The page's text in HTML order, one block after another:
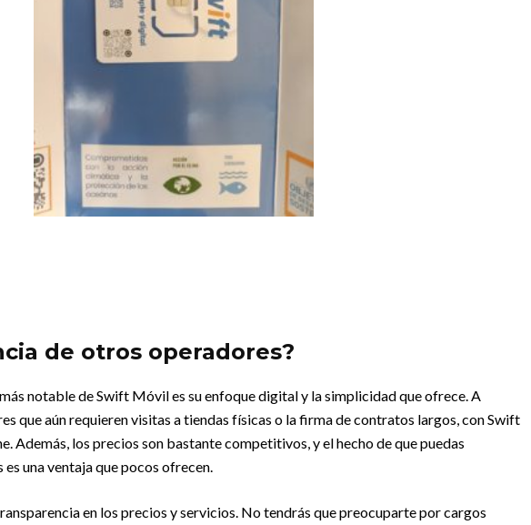
de otros operadores?
notable de Swift Móvil es su enfoque digital y la simplicidad que ofrece. A
que aún requieren visitas a tiendas físicas o la firma de contratos largos, con Swift
Además, los precios son bastante competitivos, y el hecho de que puedas
una ventaja que pocos ofrecen.
en los precios y servicios. No tendrás que preocuparte por cargos